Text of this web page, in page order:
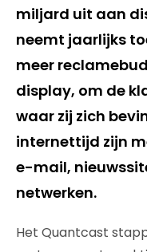
miljard uit aan
neemt jaarlijks
meer
display, om de
waar zij zich
internettijd zijn
e-mail,
netwerken.
Het Quantcast